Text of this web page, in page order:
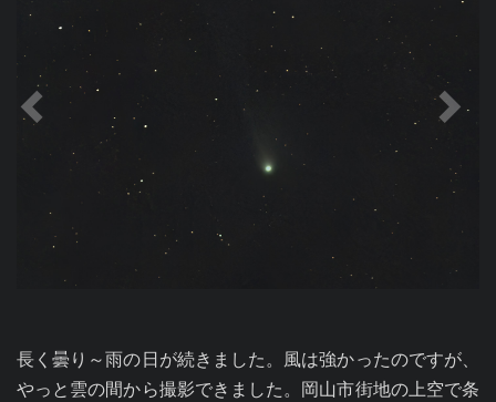
長く曇り～雨の日が続きました。風は強かったのですが、
やっと雲の間から撮影できました。岡山市街地の上空で条